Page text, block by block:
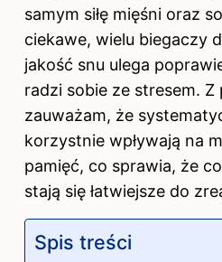
samym siłę mięśni oraz
ciekawe, wielu biegaczy
jakość snu ulega
radzi sobie ze stresem.
zauważam, że
korzystnie wpływają na
pamięć, co sprawia, że
stają się łatwiejsze do
Spis treści